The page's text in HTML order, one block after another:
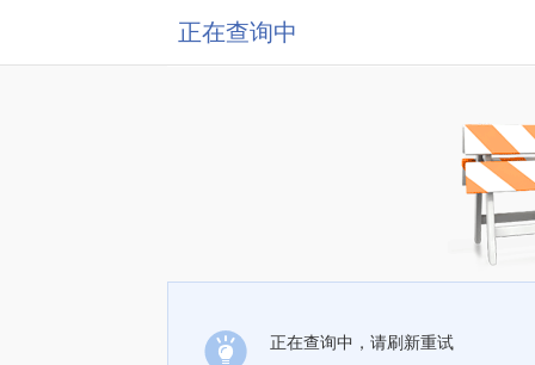
正在查询中
正在查询中，请刷新重试